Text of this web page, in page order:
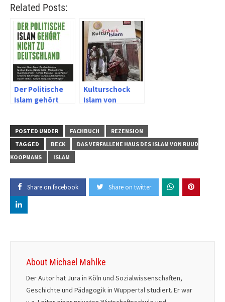
Related Posts:
Der Politische
Islam gehört
Kulturschock
Islam von
POSTED UNDER FACHBUCH
REZENSION
TAGGED
BECK
DAS VERFALLENE HAUS DES ISLAM VON RUUD
KOOPMANS
ISLAM
Share on facebook Share on twitter
About Michael Mahlke
Der Autor hat Jura in Köln und Sozialwissenschaften,
Geschichte und Pädagogik in Wuppertal studiert. Er war